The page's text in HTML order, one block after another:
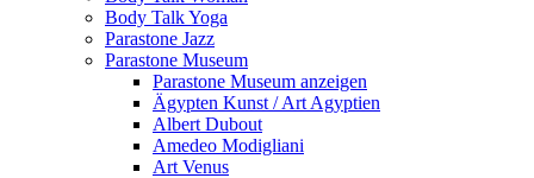
Body Talk Yoga
Parastone Jazz
Parastone Museum
Parastone Museum anzeigen
Ägypten Kunst / Art Agyptien
Albert Dubout
Amedeo Modigliani
Art Venus